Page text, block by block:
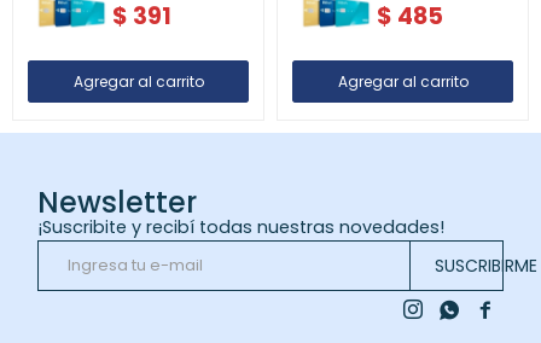
$ 391
$ 485
Newsletter
¡Suscribite y recibí todas nuestras novedades!
SUSCRIBIRME

 